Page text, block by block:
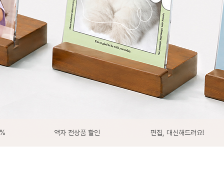
액자 전상품 할인 편집, 대신해드려요!